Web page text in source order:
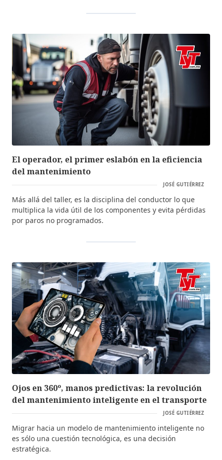
El operador, el primer eslabón en la eficiencia
del mantenimiento
JOSÉ GUTIÉRREZ
Más allá del taller, es la disciplina del conductor lo que
multiplica la vida útil de los componentes y evita pérdidas
por paros no programados.
Ojos en 360º, manos predictivas: la revolución
del mantenimiento inteligente en el transporte
JOSÉ GUTIÉRREZ
Migrar hacia un modelo de mantenimiento inteligente no
es sólo una cuestión tecnológica, es una decisión
estratégica.